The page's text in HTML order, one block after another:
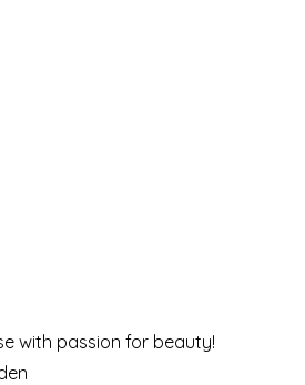
with passion for beauty!